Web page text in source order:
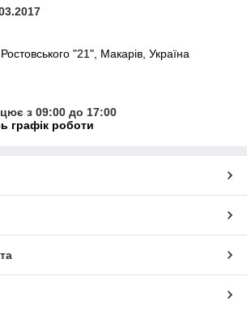
"21", Макарів, Україна
з 09:00 до 17:00
графік роботи